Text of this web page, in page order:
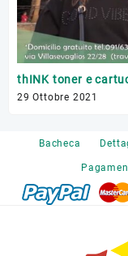
thINK toner e
29 Ottobre 2021
Bacheca